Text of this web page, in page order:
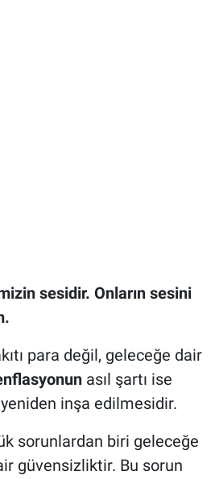
sesidir. Onların sesini
para değil, geleceğe dair
asıl şartı ise
inşa edilmesidir.
sorunlardan biri geleceğe
güvensizliktir. Bu sorun